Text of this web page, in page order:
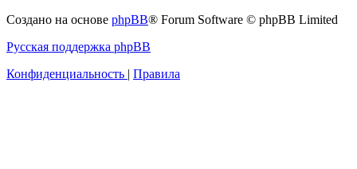
Создано на основе phpBB® Forum Software © phpBB Limited
Русская поддержка phpBB
Конфиденциальность | Правила